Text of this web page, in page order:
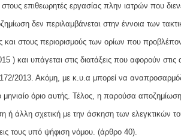
επιθεωρητές εργασίας πλην ιατρών που
δεν περιλαμβάνεται στην έννοια των
στους περιορισμούς των ορίων που
και υπάγεται στις διατάξεις που αφορούν στις
2013. Ακόμη, με κ.υ.α μπορεί να
όριο αυτής. Τέλος, η παρούσα
ή άλλη σχετική με την άσκηση των ελεγκτικών
τους υπό ψήφιση νόμου. (άρθρο 40).